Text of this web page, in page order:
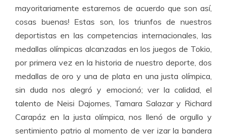
mayoritariamente estaremos de acuerdo que son así,
cosas buenas! Estas son, los triunfos de nuestros
deportistas en las competencias internacionales, las
medallas olímpicas alcanzadas en los juegos de Tokio,
por primera vez en la historia de nuestro deporte, dos
medallas de oro y una de plata en una justa olímpica,
sin duda nos alegró y emocionó; ver la calidad, el
talento de Neisi Dajomes, Tamara Salazar y Richard
Carapáz en la justa olímpica, nos llenó de orgullo y
sentimiento patrio al momento de ver izar la bandera